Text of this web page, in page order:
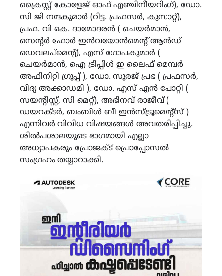
ക്രൈസ്റ്റ് കോളേജ് ഓഫ് എഞ്ചിനീയറിംഗ്), ഡോ.
സി ജി നന്ദകുമാർ (റിട്ട. പ്രഫസർ, കുസാറ്റ്),
പ്രഫ. വി കെ. ദാമോദരൻ ( ചെയർമാൻ,
സെൻ്റർ ഫോർ ഇൻവയോൻമെൻ്റ് ആൻഡ്
ഡെവലപ്മെൻ്റ്), എസ് ഗോപകുമാർ (
ചെയർമാൻ, ഐ ട്രിപ്പിൾ ഇ ലൈഫ് മെമ്പർ
അഫിനിറ്റി ഗ്രൂപ്പ് ), ഡോ. സൂരജ് പ്രഭ ( പ്രഫസർ,
വിദ്യ അക്കാഡമി ), ഡോ. എസ് എൻ പോറ്റി (
സയൻ്റിസ്റ്റ്, സി മെറ്റ്), അഭിനവ് രാജീവ് (
ഡയറക്ടർ, ബംബിൾ ബീ ഇൻസ്ട്രൂമെൻ്റ്സ് )
എന്നിവർ വിവിധ വിഷയങ്ങൾ അവതരിപ്പിച്ചു.
ശിൽപശാലയുടെ ഭാഗമായി എല്ലാ
അധ്യാപകരും പ്രോജക്ട് പ്രൊപ്പോസൽ
സംഗ്രഹം തയ്യാറാക്കി.